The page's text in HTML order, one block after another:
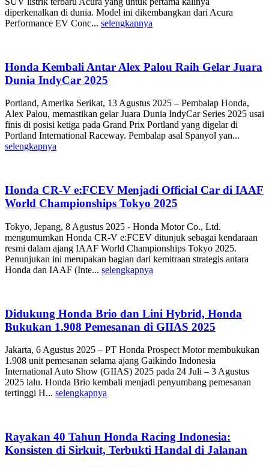
diperkenalkan di dunia. Model ini dikembangkan dari Acura
Performance EV Conc... selengkapnya
Honda Kembali Antar Alex Palou Raih Gelar Juara
Dunia IndyCar 2025
Portland, Amerika Serikat, 13 Agustus 2025 – Pembalap Honda,
Alex Palou, memastikan gelar Juara Dunia IndyCar Series 2025 usai
finis di posisi ketiga pada Grand Prix Portland yang digelar di
Portland International Raceway. Pembalap asal Spanyol yan...
selengkapnya
Honda CR-V e:FCEV Menjadi Official Car di IAAF
World Championships Tokyo 2025
Tokyo, Jepang, 8 Agustus 2025 - Honda Motor Co., Ltd.
mengumumkan Honda CR-V e:FCEV ditunjuk sebagai kendaraan
resmi dalam ajang IAAF World Championships Tokyo 2025.
Penunjukan ini merupakan bagian dari kemitraan strategis antara
Honda dan IAAF (Inte... selengkapnya
Didukung Honda Brio dan Lini Hybrid, Honda
Bukukan 1.908 Pemesanan di GIIAS 2025
Jakarta, 6 Agustus 2025 – PT Honda Prospect Motor membukukan
1.908 unit pemesanan selama ajang Gaikindo Indonesia
International Auto Show (GIIAS) 2025 pada 24 Juli – 3 Agustus
2025 lalu. Honda Brio kembali menjadi penyumbang pemesanan
tertinggi H... selengkapnya
Rayakan 40 Tahun Honda Racing Indonesia:
Konsisten di Sirkuit, Terbukti Handal di Jalanan